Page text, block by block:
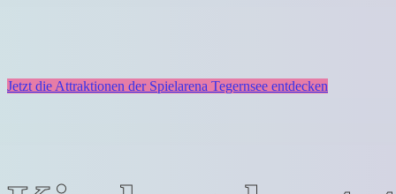
Jetzt die Attraktionen der Spielarena Tegernsee entdecken